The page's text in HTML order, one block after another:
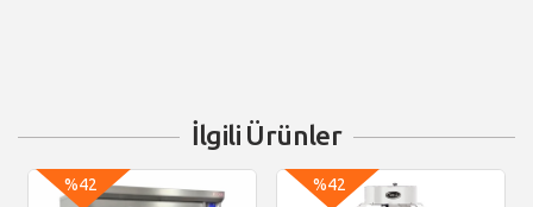
İlgili Ürünler
%42 %42